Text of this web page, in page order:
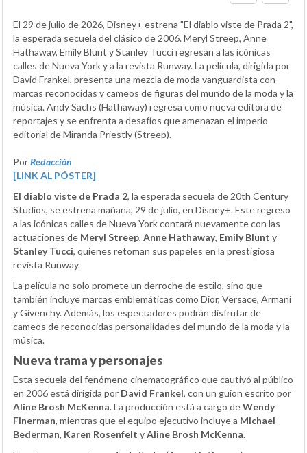
El 29 de julio de 2026, Disney+ estrena "El diablo viste de Prada 2",
la esperada secuela del clásico de 2006. Meryl Streep, Anne
Hathaway, Emily Blunt y Stanley Tucci regresan a las icónicas
calles de Nueva York y a la revista Runway. La película, dirigida por
David Frankel, presenta una mezcla de moda vanguardista con
marcas reconocidas y cameos de figuras del mundo de la moda y la
música. Andy Sachs (Hathaway) regresa como nueva editora de
reportajes y se enfrenta a desafíos que amenazan el imperio
editorial de Miranda Priestly (Streep).
PorRedacción
[LINK AL PÓSTER]
El diablo viste de Prada 2, la esperada secuela de 20th Century
Studios, se estrena mañana, 29 de julio, en Disney+. Este regreso
a las icónicas calles de Nueva York contará nuevamente con las
actuaciones de Meryl Streep, Anne Hathaway, Emily Blunt y
Stanley Tucci, quienes retoman sus papeles en la prestigiosa
revista Runway.
La película no solo promete un derroche de estilo, sino que
también incluye marcas emblemáticas como Dior, Versace, Armani
y Givenchy. Además, los espectadores podrán disfrutar de
cameos de reconocidas personalidades del mundo de la moda y la
música.
Nueva trama y personajes
Esta secuela del fenómeno cinematográfico que cautivó al público
en 2006 está dirigida por David Frankel, con un guion escrito por
Aline Brosh McKenna. La producción está a cargo deWendy
Finerman, mientras que el equipo ejecutivo incluye a Michael
Bederman, Karen Rosenfelt yAline Brosh McKenna.